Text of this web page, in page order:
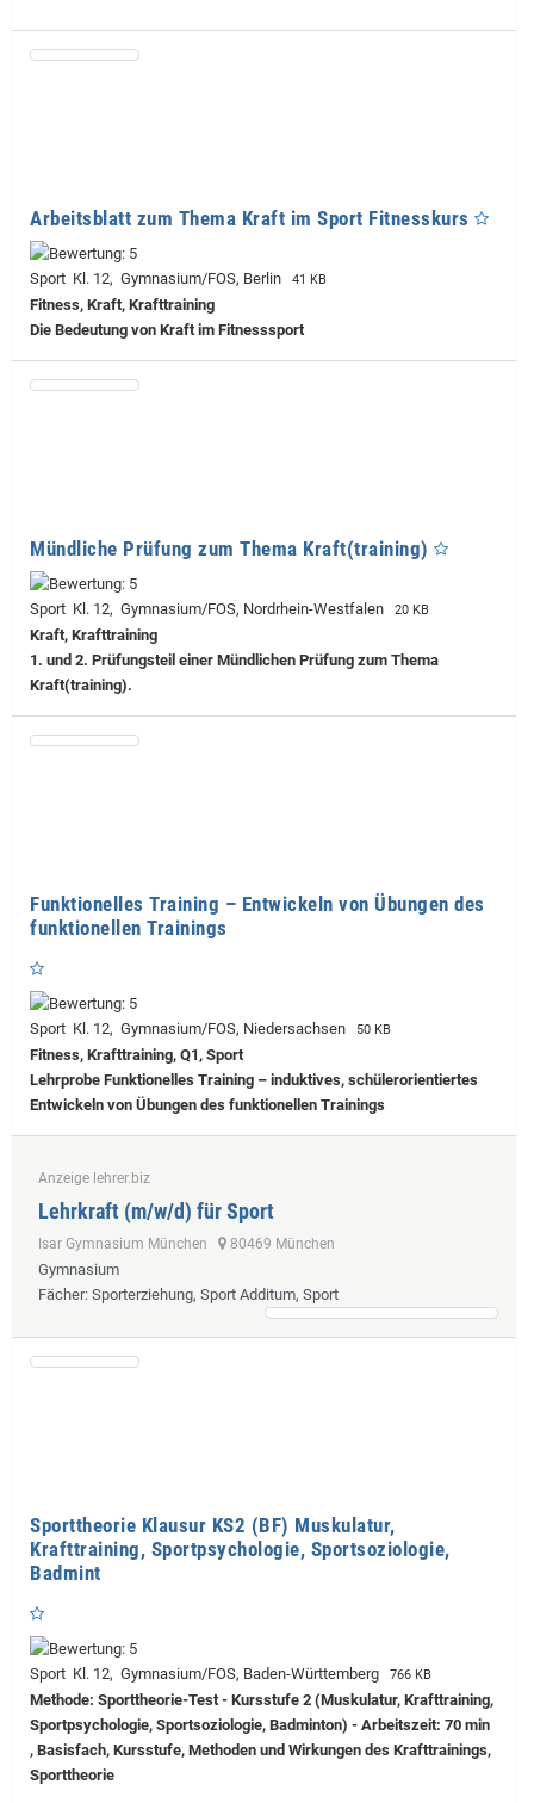
Arbeitsblatt zum Thema Kraft im Sport Fitnesskurs
Sport Kl. 12, Gymnasium/FOS, Berlin 41 KB
Fitness, Kraft, Krafttraining
Die Bedeutung von Kraft im Fitnesssport
Mündliche Prüfung zum Thema Kraft(training)
Sport Kl. 12, Gymnasium/FOS, Nordrhein-Westfalen 20 KB
Kraft, Krafttraining
1. und 2. Prüfungsteil einer Mündlichen Prüfung zum Thema
Kraft(training).
Funktionelles Training – Entwickeln von Übungen des
funktionellen Trainings
Sport Kl. 12, Gymnasium/FOS, Niedersachsen 50 KB
Fitness, Krafttraining, Q1, Sport
Lehrprobe Funktionelles Training – induktives, schülerorientiertes
Entwickeln von Übungen des funktionellen Trainings
Anzeige lehrer.biz
Lehrkraft (m/w/d) für Sport
Isar Gymnasium München 80469 München
Gymnasium
Fächer: Sporterziehung, Sport Additum, Sport
Sporttheorie Klausur KS2 (BF) Muskulatur,
Krafttraining, Sportpsychologie, Sportsoziologie,
Badmint
Sport Kl. 12, Gymnasium/FOS, Baden-Württemberg 766 KB
Methode: Sporttheorie-Test - Kursstufe 2 (Muskulatur, Krafttraining,
Sportpsychologie, Sportsoziologie, Badminton) - Arbeitszeit: 70 min
, Basisfach, Kursstufe, Methoden und Wirkungen des Krafttrainings,
Sporttheorie